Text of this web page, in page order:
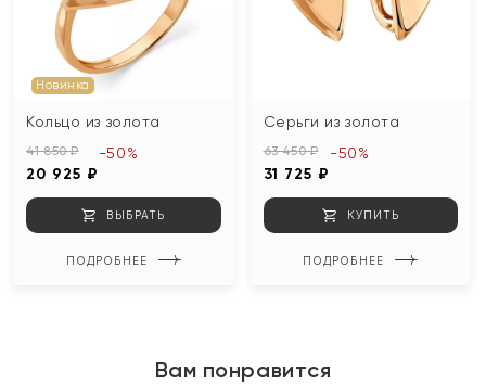
Новинка
Кольцо из золота
41 850 ₽
20 925 ₽
-50%
ВЫБРАТЬ
ПОДРОБНЕЕ
Серьги из золота
63 450 ₽
31 725 ₽
-50%
КУПИТЬ
ПОДРОБНЕЕ
Вам понравится